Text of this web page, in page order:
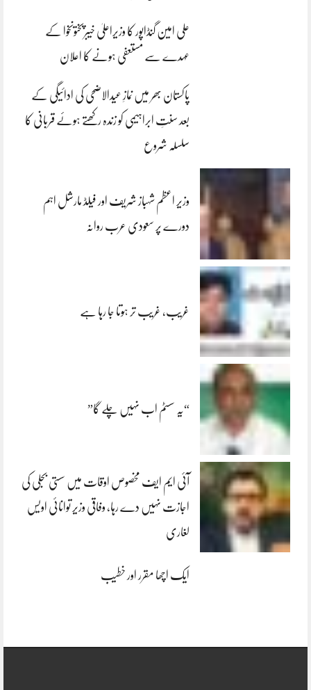
علی امین گنڈاپور کا وزیراعلیٰ خیبرپختونخوا کے
عہدے سے مستعفی ہونے کا اعلان
پاکستان بھر میں نمازِ عیدالاضحی کی ادائیگی کے
بعد سنتِ ابراہیمی کو زندہ رکھتے ہوئے قربانی کا
سلسلہ شروع
وزیر اعظم شہباز شریف اور فیلڈ مارشل اہم
دورے پر سعودی عرب روانہ
غریب، غریب تر ہوتا جا رہا ہے
“یہ سسٹم اب نہیں چلے گا”
آئی ایم ایف مخصوص اوقات میں سستی بجلی کی
اجازت نہیں دے رہا، وفاقی وزیر توانائی اویس
لغاری
ایک اچھا مقرر اور خطیب